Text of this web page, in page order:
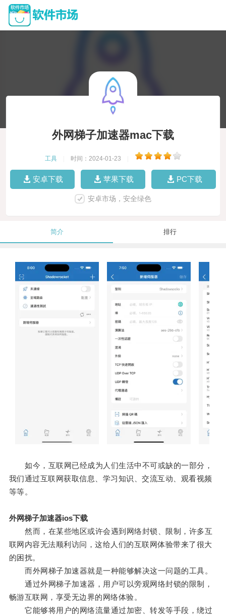
外网梯子加速器mac下载
工具 时间：2024-01-23
安卓下载 苹果下载 PC下载
安卓市场，安全绿色
简介 排行
如今，互联网已经成为人们生活中不可或缺的一部分，
我们通过互联网获取信息、学习知识、交流互动、观看视频
等等。
外网梯子加速器ios下载
然而，在某些地区或许会遇到网络封锁、限制，许多互
联网内容无法顺利访问，这给人们的互联网体验带来了很大
的困扰。
而外网梯子加速器就是一种能够解决这一问题的工具。
通过外网梯子加速器，用户可以旁观网络封锁的限制，
畅游互联网，享受无边界的网络体验。
它能够将用户的网络流量通过加密、转发等手段，绕过